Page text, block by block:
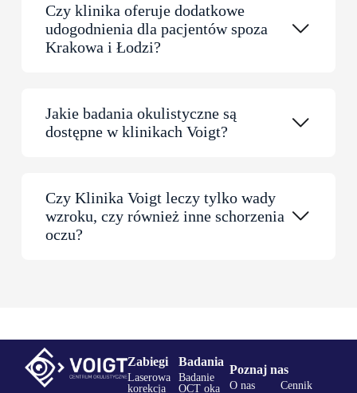
Czy klinika oferuje dodatkowe
udogodnienia dla pacjentów spoza
Krakowa i Łodzi?
Jakie badania okulistyczne są
dostępne w klinikach Voigt?
Czy Klinika Voigt leczy tylko wady
wzroku, czy również inne schorzenia
oczu?
Zabiegi
Laserowa
korekcja
Badania
Badanie
OCT oka
Poznaj nas
O nas Cennik